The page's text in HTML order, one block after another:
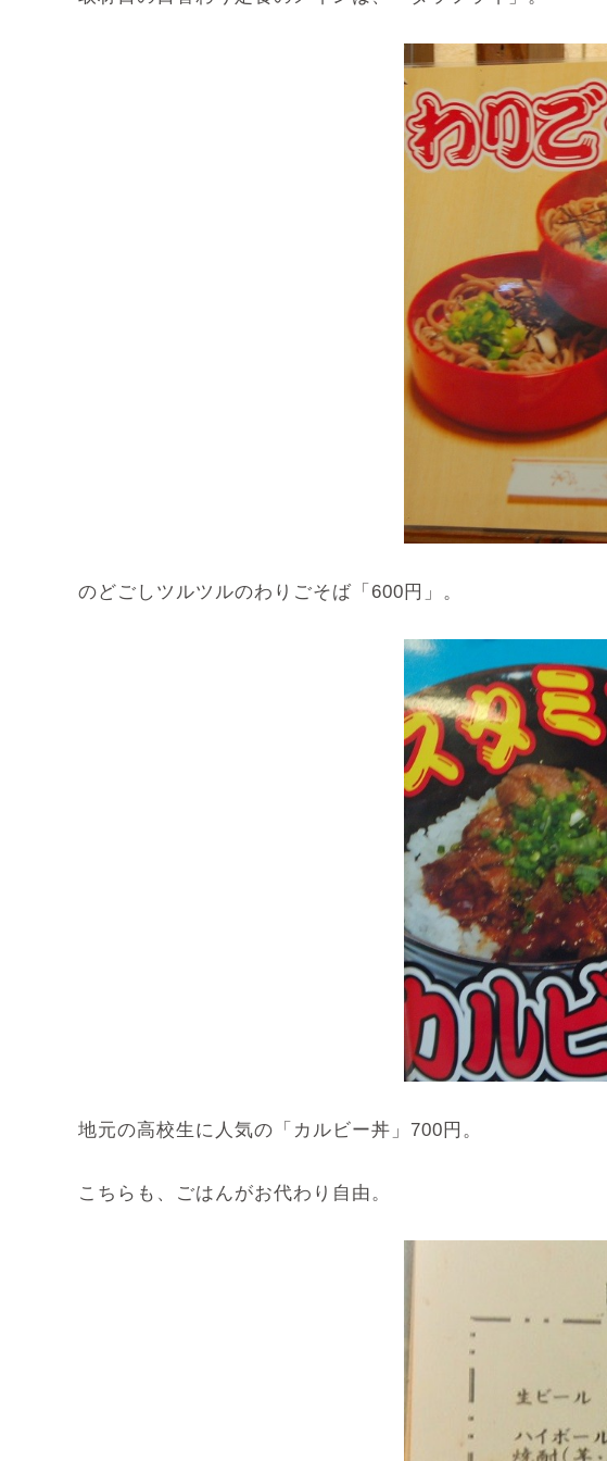
のどごしツルツルのわりごそば「600円」。
地元の高校生に人気の「カルビー丼」700円。
こちらも、ごはんがお代わり自由。